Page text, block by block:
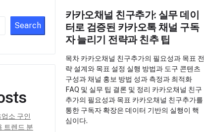
Search
소 구인
트렌드 분
카카오채널 친구추가: 실무 데이
터로 검증된 카카오톡 채널 구독
자 늘리기 전략과 친추 팁
목차 카카오채널 친구추가의 필요성과 목표 전
략 설계와 목표 설정 실행 방법과 도구 콘텐츠
구성과 채널 홍보 방법 성과 측정과 최적화
FAQ 및 실무 팁 결론 및 정리 카카오채널 친구
추가의 필요성과 목표 카카오채널 친구추가를
통한 구독자 확장은 데이터 기반의 실행이 핵
심이다.